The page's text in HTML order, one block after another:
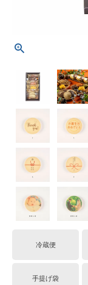
冷蔵便
手提げ袋